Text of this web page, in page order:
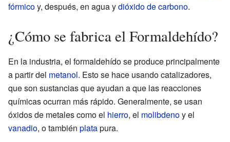
fórmicoy, después, en agua ydióxido de carbono.
¿Cómo se fabrica el Formaldehído?
En la industria, el formaldehído se produce principalmente
a partir del metanol. Esto se hace usando catalizadores,
que son sustancias que ayudan a que las reacciones
químicas ocurran más rápido. Generalmente, se usan
óxidos de metales como el hierro, el molibdenoy el
vanadio, o también platapura.